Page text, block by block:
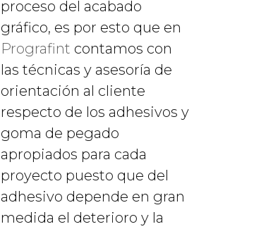
proceso del acabado
gráfico, es por esto que en
Prografint contamos con
las técnicas y asesoría de
orientación al cliente
respecto de los adhesivos y
goma de pegado
apropiados para cada
proyecto puesto que del
adhesivo depende en gran
medida el deterioro y la